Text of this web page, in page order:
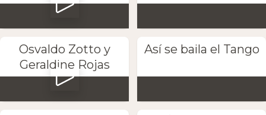
Osvaldo Zotto y
Geraldine Rojas
Así se baila el Tango